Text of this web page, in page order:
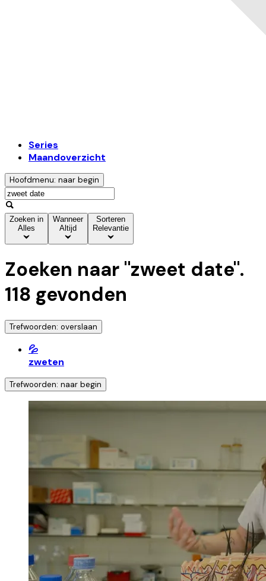
Series
Maandoverzicht
Hoofdmenu: naar begin
Zoeken in
Alles
Wanneer
Altijd
Sorteren
Relevantie
Zoeken naar "zweet date".
118 gevonden
Trefwoorden: overslaan
💦
zweten
Trefwoorden: naar begin